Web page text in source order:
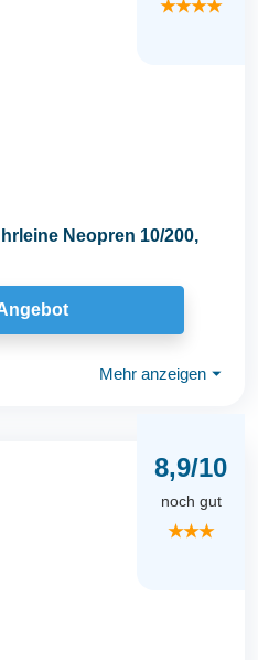
★★★★
Neopren 10/200,
Mehr anzeigen ⏷
8,9/10
noch gut
★★★